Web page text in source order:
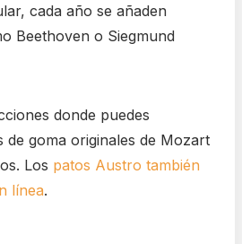
cada año se añaden
Beethoven o Siegmund
donde puedes
goma originales de Mozart
Los patos Austro también
línea.